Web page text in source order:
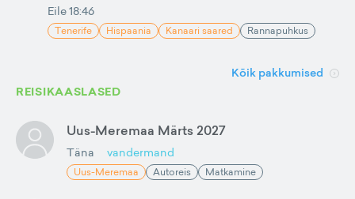
Eile 18:46
Tenerife Hispaania Kanaari saared Rannapuhkus
Kõik pakkumised
REISIKAASLASED
Uus-Meremaa Märts 2027
Täna vandermand
Uus-Meremaa Autoreis Matkamine